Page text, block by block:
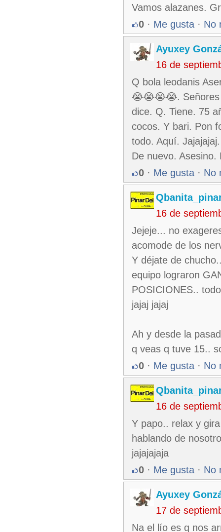
Vamos alazanes.
0 · Me gusta · No
Ayuxey
16 de
Q bola leodanis
😭😭😭😭. Señores
dice. Q. Tiene. 75
cocos. Y bari. Pon
todo. Aquí.
De nuevo.
0 · Me gusta · No
16 de
Jejeje... no
acomode de los
Y déjate de
equipo lograron
POSICIONES..
jajaj jajaj
Ah y desde la
q veas q tuve 15..
0 · Me gusta · No
16 de
Y papo.. relax y
hablando de
jajajajaja
0 · Me gusta · No
Ayuxey
17 de
Na el lío es q nos